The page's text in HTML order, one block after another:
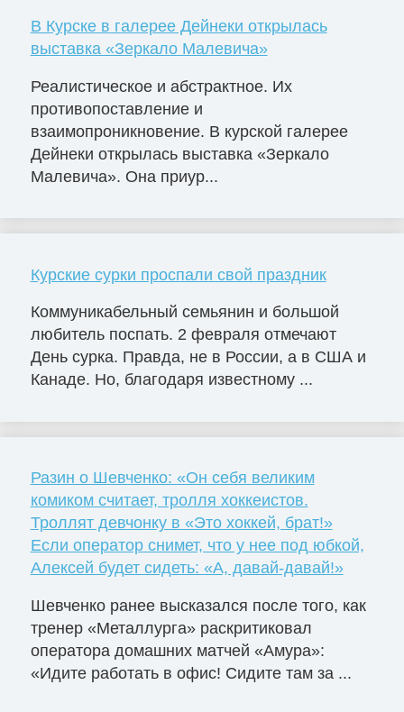
В Курске в галерее Дейнеки открылась
выставка «Зеркало Малевича»
Реалистическое и абстрактное. Их
противопоставление и
взаимопроникновение. В курской галерее
Дейнеки открылась выставка «Зеркало
Малевича». Она приур...
Курские сурки проспали свой праздник
Коммуникабельный семьянин и большой
любитель поспать. 2 февраля отмечают
День сурка. Правда, не в России, а в США и
Канаде. Но, благодаря известному ...
Разин о Шевченко: «Он себя великим
комиком считает, тролля хоккеистов.
Троллят девчонку в «Это хоккей, брат!»
Если оператор снимет, что у нее под юбкой,
Алексей будет сидеть: «А, давай-давай!»
Шевченко ранее высказался после того, как
тренер «Металлурга» раскритиковал
оператора домашних матчей «Амура»:
«Идите работать в офис! Сидите там за ...